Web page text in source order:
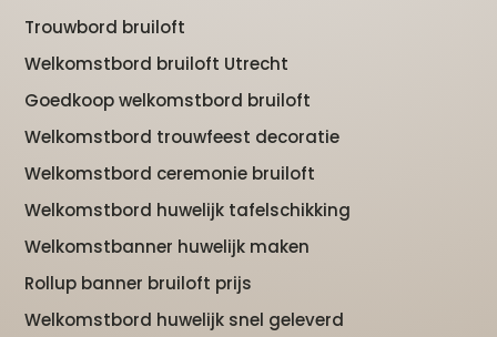
Trouwbord bruiloft
Welkomstbord bruiloft Utrecht
Goedkoop welkomstbord bruiloft
Welkomstbord trouwfeest decoratie
Welkomstbord ceremonie bruiloft
Welkomstbord huwelijk tafelschikking
Welkomstbanner huwelijk maken
Rollup banner bruiloft prijs
Welkomstbord huwelijk snel geleverd